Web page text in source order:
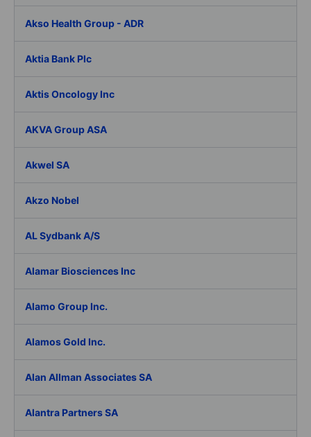
Akso Health Group - ADR
Aktia Bank Plc
Aktis Oncology Inc
AKVA Group ASA
Akwel SA
Akzo Nobel
AL Sydbank A/S
Alamar Biosciences Inc
Alamo Group Inc.
Alamos Gold Inc.
Alan Allman Associates SA
Alantra Partners SA